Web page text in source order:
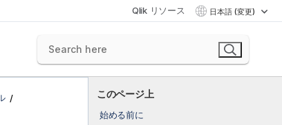
Qlik リソース 日本語 (変更)
このページ上
始める前に